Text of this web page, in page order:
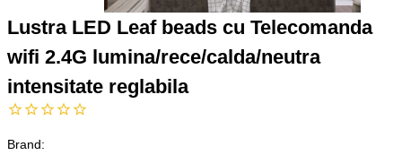
Lustra LED Leaf beads cu Telecomanda
wifi 2.4G lumina/rece/calda/neutra
intensitate reglabila
Brand: